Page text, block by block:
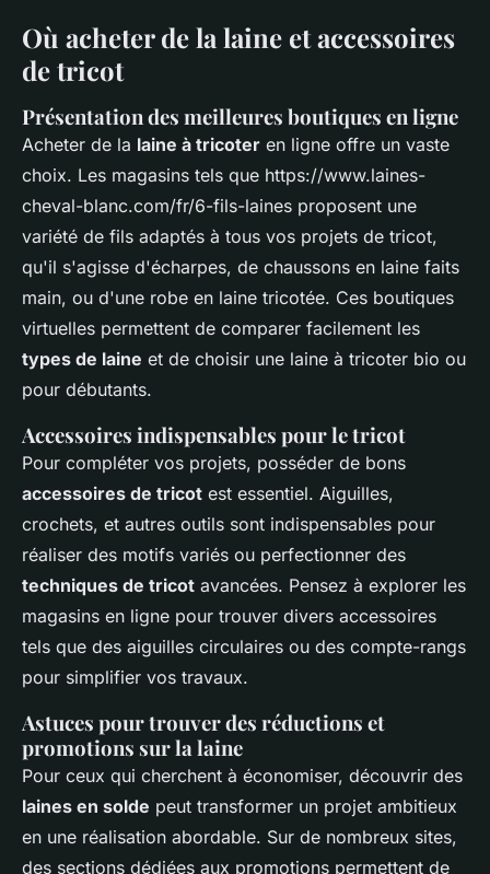
Où acheter de la laine et accessoires
de tricot
Présentation des meilleures boutiques en ligne
Acheter de la laine à tricoter en ligne offre un vaste
choix. Les magasins tels que https://www.laines-
cheval-blanc.com/fr/6-fils-laines proposent une
variété de fils adaptés à tous vos projets de tricot,
qu'il s'agisse d'écharpes, de chaussons en laine faits
main, ou d'une robe en laine tricotée. Ces boutiques
virtuelles permettent de comparer facilement les
types de laine et de choisir une laine à tricoter bio ou
pour débutants.
Accessoires indispensables pour le tricot
Pour compléter vos projets, posséder de bons
accessoires de tricot est essentiel. Aiguilles,
crochets, et autres outils sont indispensables pour
réaliser des motifs variés ou perfectionner des
techniques de tricot avancées. Pensez à explorer les
magasins en ligne pour trouver divers accessoires
tels que des aiguilles circulaires ou des compte-rangs
pour simplifier vos travaux.
Astuces pour trouver des réductions et
promotions sur la laine
Pour ceux qui cherchent à économiser, découvrir des
laines en solde peut transformer un projet ambitieux
en une réalisation abordable. Sur de nombreux sites,
des sections dédiées aux promotions permettent de